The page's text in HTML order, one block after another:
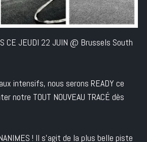
CE JEUDI 22 JUIN @ Brussels South
intensifs, nous serons READY ce
notre TOUT NOUVEAU TRACÉ dès
! Il s’agit de la plus belle piste